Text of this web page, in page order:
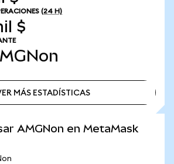
(24 H)
$
MÁS ESTADÍSTICAS
AMGNon en MetaMask